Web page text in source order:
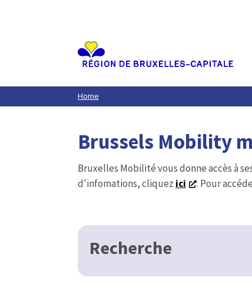
Home
Brussels Mobility
Bruxelles Mobilité vous donne accès à
d'infomations, cliquez ici . Pour
Recherche